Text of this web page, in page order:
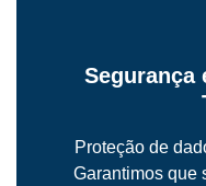
Segurança
Proteção de
Garantimos que